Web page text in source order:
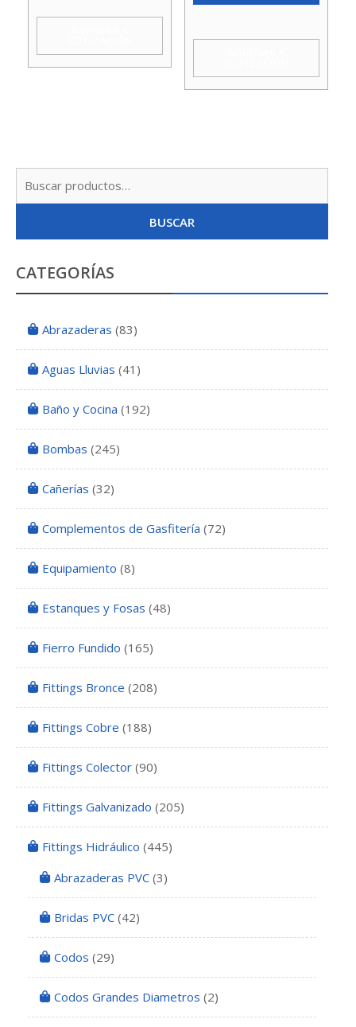
BUSCAR
CATEGORÍAS
Abrazaderas (83)
Aguas Lluvias (41)
Baño y Cocina (192)
Bombas (245)
Cañerías (32)
Complementos de Gasfitería (72)
Equipamiento (8)
Estanques y Fosas (48)
Fierro Fundido (165)
Fittings Bronce (208)
Fittings Cobre (188)
Fittings Colector (90)
Fittings Galvanizado (205)
Fittings Hidráulico (445)
Abrazaderas PVC (3)
Bridas PVC (42)
Codos (29)
Codos Grandes Diametros (2)